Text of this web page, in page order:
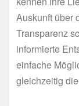
Auskunft über
Transparenz
informierte
einfache
gleichzeitig